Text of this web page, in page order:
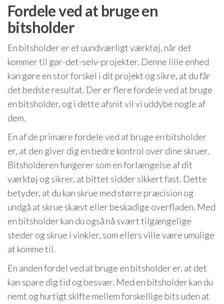
Fordele ved at bruge en
bitsholder
En bitsholder er et uundværligt værktøj, når det
kommer til gør-det-selv-projekter. Denne lille enhed
kan gøre en stor forskel i dit projekt og sikre, at du får
det bedste resultat. Der er flere fordele ved at bruge
en bitsholder, og i dette afsnit vil vi uddybe nogle af
dem.
En af de primære fordele ved at bruge en bitsholder
er, at den giver dig en bedre kontrol over dine skruer.
Bitsholderen fungerer som en forlængelse af dit
værktøj og sikrer, at bittet sidder sikkert fast. Dette
betyder, at du kan skrue med større præcision og
undgå at skrue skævt eller beskadige overfladen. Med
en bitsholder kan du også nå svært tilgængelige
steder og skrue i vinkler, som ellers ville være umulige
at komme til.
En anden fordel ved at bruge en bitsholder er, at det
kan spare dig tid og besvær. Med en bitsholder kan du
nemt og hurtigt skifte mellem forskellige bits uden at